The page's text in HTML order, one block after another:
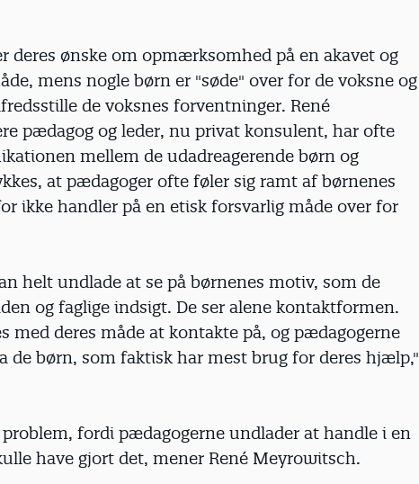
deres ønske om opmærksomhed på en akavet og
mens nogle børn er "søde" over for de voksne og
de voksnes forventninger. René
pædagog og leder, nu privat konsulent, har ofte
mellem de udadreagerende børn og
at pædagoger ofte føler sig ramt af børnenes
ikke handler på en etisk forsvarlig måde over for
helt undlade at se på børnenes motiv, som de
og faglige indsigt. De ser alene kontaktformen.
med deres måde at kontakte på, og pædagogerne
de børn, som faktisk har mest brug for deres hjælp,"
fordi pædagogerne undlader at handle i en
have gjort det, mener René Meyrowitsch.